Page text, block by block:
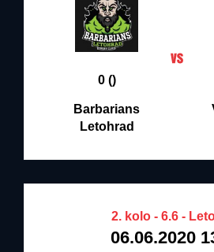
0 ()
Barbarians
Letohrad
2. kolo - 6.6 -
06.06.2020